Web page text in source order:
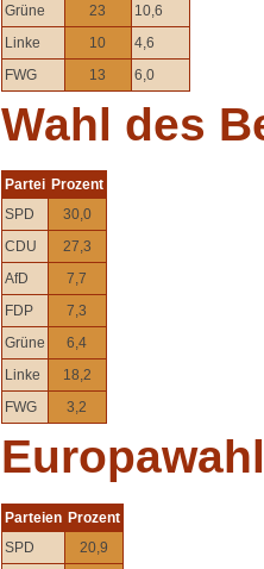
Grüne
23
10,6
Linke
10
4,6
FWG
13 6,0
Wahl des
Partei Prozent
SPD
30,0
CDU
27,3
AfD
7,7
FDP
7,3
Grüne
6,4
Linke
18,2
FWG
3,2
Europawahl
Parteien Prozent
SPD
20,9